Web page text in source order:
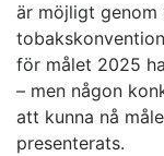
är möjligt
för målet 2025
– men någon
att kunna nå
presenterats.